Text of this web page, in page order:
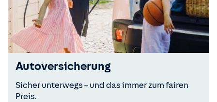
Autoversicherung
Sicher unterwegs – und das immer zum fairen
Preis.